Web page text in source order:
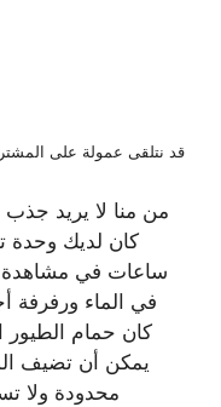
قد نتلقى عمولة على
من منا لا يريد جذب
كان لديك وحدة
ساعات في مشاهدة
في الماء ورفرفة
كان حمام الطيور
يمكن أن تضيف
محدودة ولا